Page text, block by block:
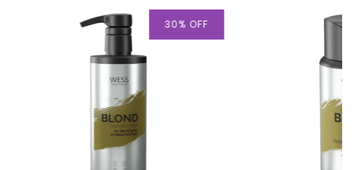
30% OFF